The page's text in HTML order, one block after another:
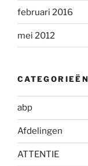
februari 2016
mei 2012
CATEGORIEËN
abp
Afdelingen
ATTENTIE